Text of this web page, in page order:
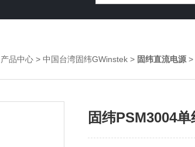
产品中心 > 中国台湾固纬GWinstek > 固纬直流电源 >
固纬PSM3004